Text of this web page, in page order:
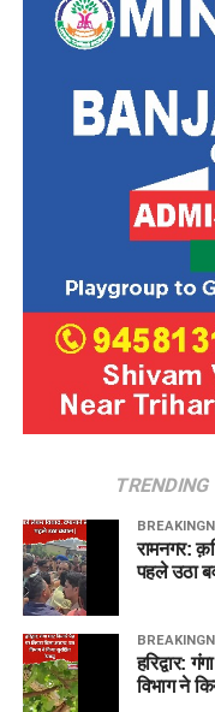
TRENDING
रामनगर:
पहले उठा
हरिद्वार:
विभाग ने